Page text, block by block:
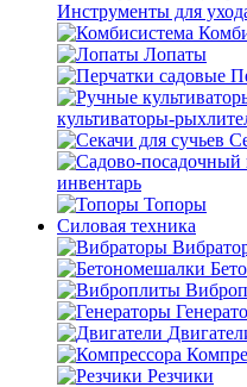
Инструменты для
Лопаты
культиваторы-
инвентарь
Топоры
Силовая техника
Резчики